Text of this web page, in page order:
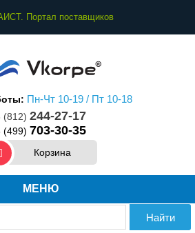
Портал поставщиков
Пн-Чт 10-19 / Пт 10-18
(812) 244-27-17
(499) 703-30-35
Корзина
МЕНЮ
Видео